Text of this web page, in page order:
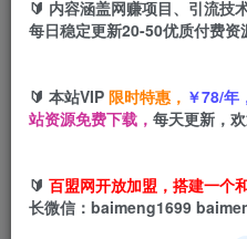
立
块：
🔰 内容涵盖网赚项目、引流技
每日稳定更新20-50优质付费资
🔰 本站VIP 限时特惠， ￥78/年
站资源免费下载， 每天更新，
🔰 百盟网开放加盟，搭建一个
长微信：baimeng1699